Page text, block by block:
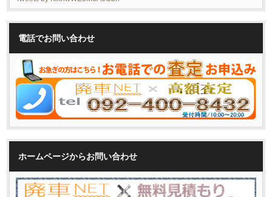
電話でお問い合わせ
ホームページからお問い合わせ